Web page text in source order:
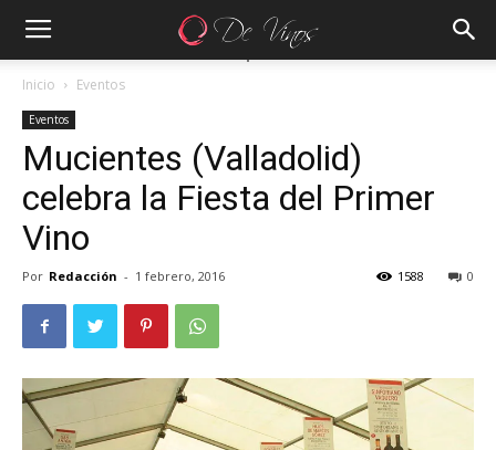
Inicio Eventos
Eventos
Mucientes (Valladolid)
celebra la Fiesta del Primer
Vino
Por Redacción - 1 febrero, 2016 0
1588